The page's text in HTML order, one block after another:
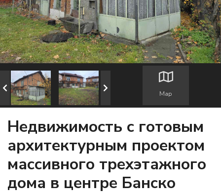
Map
Недвижимость с готовым
архитектурным проектом
массивного трехэтажного
дома в центре Банско